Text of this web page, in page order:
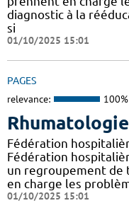
diagnostic à la
si
01/10/2025 15:01
PAGES
relevance: 100%
Rhumatologie
Fédération
Fédération
un regroupement de
en charge les
01/10/2025 15:01